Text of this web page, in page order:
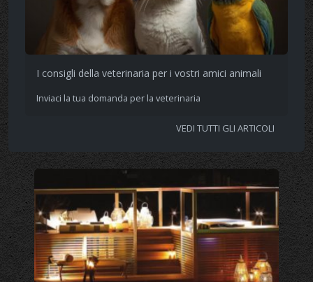
I consigli della veterinaria per i vostri amici animali
Inviaci la tua domanda per la veterinaria
VEDI TUTTI GLI ARTICOLI